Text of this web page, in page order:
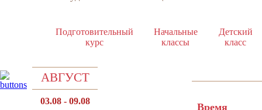
Подготовительный
курс
Начальные
классы
Детский
класс
АВГУСТ
03.08 - 09.08
Время